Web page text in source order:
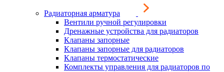
Радиаторная арматура
Вентили ручной регулировки
Дренажные устройства для радиаторов
Клапаны запорные
Клапаны запорные для радиаторов
Клапаны термостатические
Комплекты управления для радиаторов по